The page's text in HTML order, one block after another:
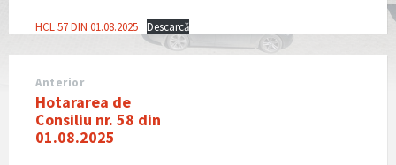
HCL 57 DIN 01.08.2025 Descarcă
Anterior
Hotararea de
Consiliu nr. 58 din
01.08.2025